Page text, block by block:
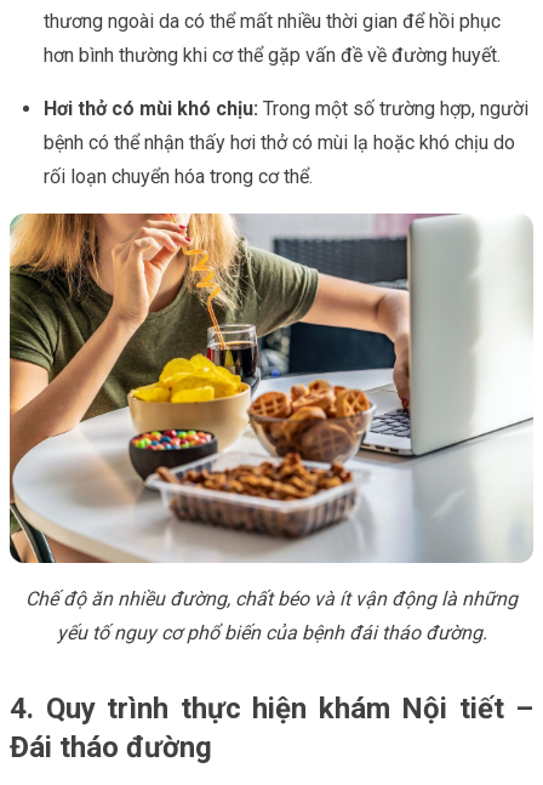
thương ngoài da có thể mất nhiều thời gian để hồi phục
hơn bình thường khi cơ thể gặp vấn đề về đường huyết.
Hơi thở có mùi khó chịu: Trong một số trường hợp, người
bệnh có thể nhận thấy hơi thở có mùi lạ hoặc khó chịu do
rối loạn chuyển hóa trong cơ thể.
Chế độ ăn nhiều đường, chất béo và ít vận động là những
yếu tố nguy cơ phổ biến của bệnh đái tháo đường.
4. Quy trình thực hiện khám Nội tiết –
Đái tháo đường